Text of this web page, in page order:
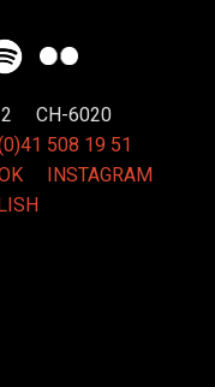
2 CH-6020
508 19 51
INSTAGRAM